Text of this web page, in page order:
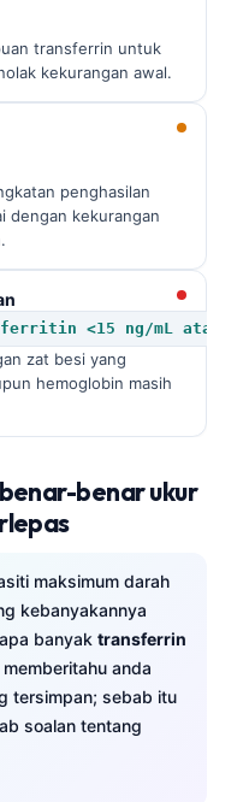
transferrin untuk
kekurangan awal.
penghasilan
dengan kekurangan
ferritin <15 ng/mL atau
zat besi yang
hemoglobin masih
benar ukur
maksimum darah
kebanyakannya
banyak transferrin
anda
tersimpan; sebab itu
soalan tentang